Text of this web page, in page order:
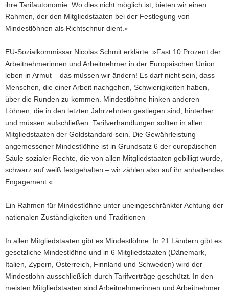
ihre Tarifautonomie. Wo dies nicht möglich ist, bieten wir einen
Rahmen, der den Mitgliedstaaten bei der Festlegung von
Mindestlöhnen als Richtschnur dient.«
EU-Sozialkommissar Nicolas Schmit erklärte: »Fast 10 Prozent der
Arbeitnehmerinnen und Arbeitnehmer in der Europäischen Union
leben in Armut – das müssen wir ändern! Es darf nicht sein, dass
Menschen, die einer Arbeit nachgehen, Schwierigkeiten haben,
über die Runden zu kommen. Mindestlöhne hinken anderen
Löhnen, die in den letzten Jahrzehnten gestiegen sind, hinterher
und müssen aufschließen. Tarifverhandlungen sollten in allen
Mitgliedstaaten der Goldstandard sein. Die Gewährleistung
angemessener Mindestlöhne ist in Grundsatz 6 der europäischen
Säule sozialer Rechte, die von allen Mitgliedstaaten gebilligt wurde,
schwarz auf weiß festgehalten – wir zählen also auf ihr anhaltendes
Engagement.«
Ein Rahmen für Mindestlöhne unter uneingeschränkter Achtung der
nationalen Zuständigkeiten und Traditionen
In allen Mitgliedstaaten gibt es Mindestlöhne. In 21 Ländern gibt es
gesetzliche Mindestlöhne und in 6 Mitgliedstaaten (Dänemark,
Italien, Zypern, Österreich, Finnland und Schweden) wird der
Mindestlohn ausschließlich durch Tarifverträge geschützt. In den
meisten Mitgliedstaaten sind Arbeitnehmerinnen und Arbeitnehmer